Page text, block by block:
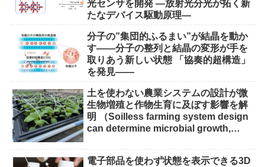
光センサを開発 ―放射光分光が拓く新
たなデバイス駆動原理―
分子の”集団的ふるまい”が結晶を動か
す――分子の整列と結晶の変形が手を
取りあう新しい状態 「協奏的超構造」
を発見――
土を使わない農業システムの設計が微
生物増殖と作物生育に及ぼす影響を解
明 （Soilless farming system design
can determine microbial growth,
電子部品を使わず状態を表示できる3D